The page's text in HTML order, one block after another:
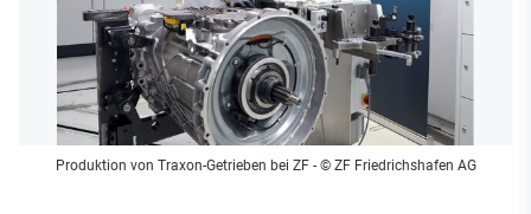
Produktion von Traxon-Getrieben bei ZF- © ZF Friedrichshafen AG